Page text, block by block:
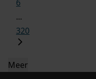
6
...
320
Meer